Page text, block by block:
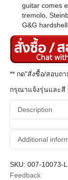
guitar comes
tremolo,
G&G hardshell
** กด"สั่งซื้อ/สอบถ
กรุณาแจ้งรุ่นและสี
Description
Additional
SKU: 007-10073-
Feedback